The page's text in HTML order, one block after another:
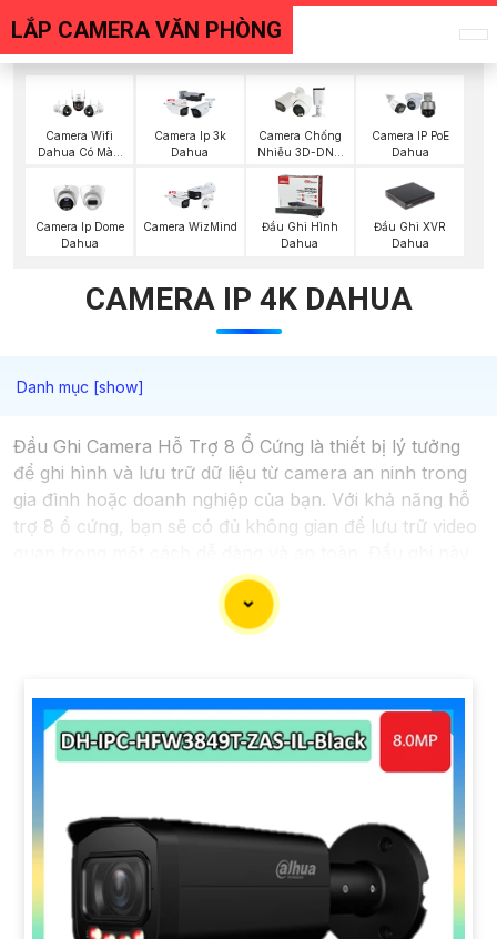
LẮP CAMERA VĂN PHÒNG
Camera Wifi
Dahua Có Màu
Camera Ip 3k
Dahua
Camera Chống
Nhiễu 3D-DNR
Camera IP PoE
Dahua
Camera Ip Dome
Dahua
Camera WizMind
Đầu Ghi Hình
Dahua
Đầu Ghi XVR
Dahua
CAMERA IP 4K DAHUA
Đầu Ghi Camera Hỗ Trợ 8 Ổ Cứng là thiết bị lý tưởng
để ghi hình và lưu trữ dữ liệu từ camera an ninh trong
gia đình hoặc doanh nghiệp của bạn. Với khả năng hỗ
trợ 8 ổ cứng, bạn sẽ có đủ không gian để lưu trữ video
được thiết kế để đáp ứng nhu cầu sử dụng của bạn với
chất lượng tốt và giá cả phải chăng.
Nếu bạn đang tìm kiếm một đầu ghi camera hỗ trợ 8 ổ
Hikvision, Dahua, Vantech... Đảm bảo rằng bạn chọn
sản phẩm phù hợp với nhu cầu sử dụng của mình và
có đủ tính năng cần thiết như hỗ trợ độ phân giải cao,
lưu dữ liệu dễ dàng.
Nhờ vào việc sử dụng đầu ghi camera hỗ trợ 8 ổ cứng,
bạn sẽ có thể giám sát tốt hơn và bảo vệ tài sản của
mình một cách hiệu quả và an toàn. Hãy lựa chọn sản
phẩm phù hợp và đáng tin cậy để Hoàn toàn tin cậy an